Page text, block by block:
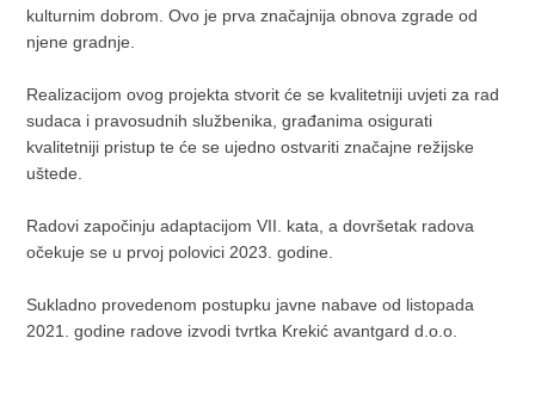
kulturnim dobrom. Ovo je prva značajnija obnova zgrade od
njene gradnje.
Realizacijom ovog projekta stvorit će se kvalitetniji uvjeti za rad
sudaca i pravosudnih službenika, građanima osigurati
kvalitetniji pristup te će se ujedno ostvariti značajne režijske
uštede.
Radovi započinju adaptacijom VII. kata, a dovršetak radova
očekuje se u prvoj polovici 2023. godine.
Sukladno provedenom postupku javne nabave od listopada
2021. godine radove izvodi tvrtka Krekić avantgard d.o.o.